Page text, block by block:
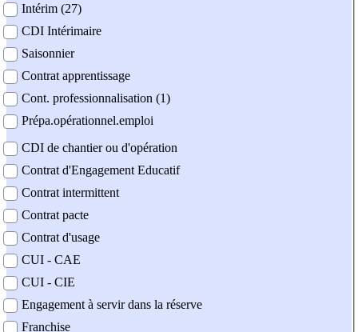
Intérim (27)
CDI Intérimaire
Saisonnier
Contrat apprentissage
Cont. professionnalisation (1)
Prépa.opérationnel.emploi
CDI de chantier ou d'opération
Contrat d'Engagement Educatif
Contrat intermittent
Contrat pacte
Contrat d'usage
CUI - CAE
CUI - CIE
Engagement à servir dans la réserve
Franchise